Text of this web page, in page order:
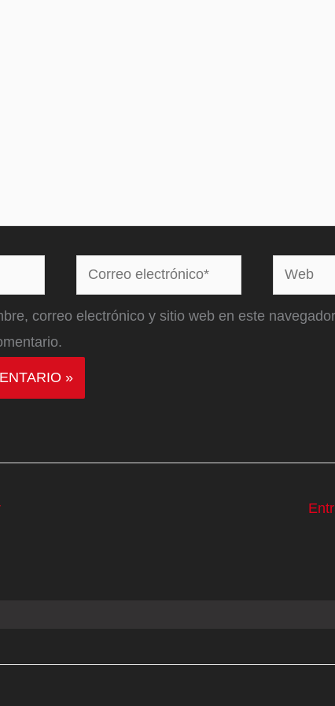
Correo
electrónico*
Web
correo electrónico y sitio web en este